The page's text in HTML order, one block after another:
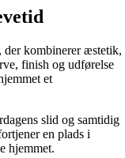
der kombinerer æstetik,
finish og udførelse
et
slid og samtidig
en plads i
hjemmet.